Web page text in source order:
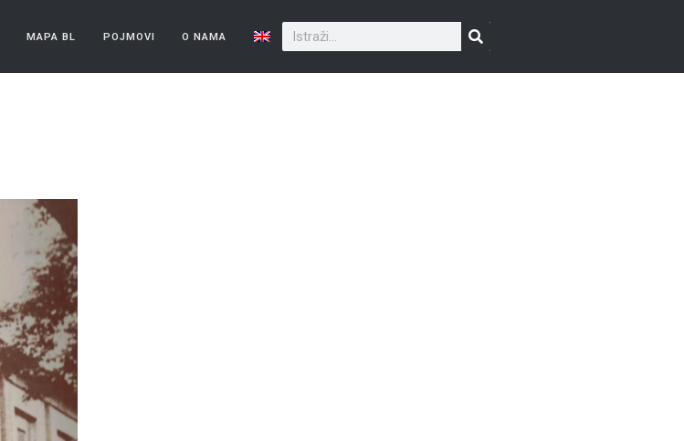
MAPA BL POJMOVI O NAMA